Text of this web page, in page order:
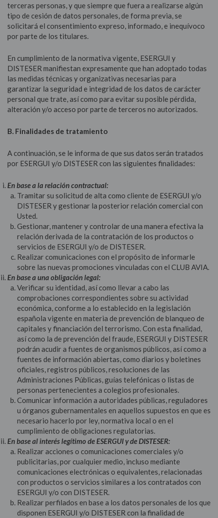
terceras personas, y que siempre que fuera a realizarse algún
tipo de cesión de datos personales, de forma previa, se
solicitará el consentimiento expreso, informado, e inequívoco
por parte de los titulares.
En cumplimiento de la normativa vigente, ESERGUI y
DISTESER manifiestan expresamente que han adoptado todas
las medidas técnicas y organizativas necesarias para
garantizar la seguridad e integridad de los datos de carácter
personal que trate, así como para evitar su posible pérdida,
alteración y/o acceso por parte de terceros no autorizados.
B. Finalidades de tratamiento
A continuación, se le informa de que sus datos serán tratados
por ESERGUI y/o DISTESER con las siguientes finalidades:
En base a la relación contractual:
Tramitar su solicitud de alta como cliente de ESERGUI y/o
DISTESER y gestionar la posterior relación comercial con
Usted.
Gestionar, mantener y controlar de una manera efectiva la
relación derivada de la contratación de los productos o
servicios de ESERGUI y/o de DISTESER.
Realizar comunicaciones con el propósito de informarle
sobre las nuevas promociones vinculadas con el CLUB AVIA.
En base a una obligación legal:
Verificar su identidad, así como llevar a cabo las
comprobaciones correspondientes sobre su actividad
económica, conforme a lo establecido en la legislación
española vigente en materia de prevención de blanqueo de
capitales y financiación del terrorismo. Con esta finalidad,
así como la de prevención del fraude, ESERGUI y DISTESER
podrán acudir a fuentes de organismos públicos, así como a
fuentes de información abiertas, como diarios y boletines
oficiales, registros públicos, resoluciones de las
Administraciones Públicas, guías telefónicas o listas de
personas pertenecientes a colegios profesionales.
Comunicar información a autoridades públicas, reguladores
u órganos gubernamentales en aquellos supuestos en que es
necesario hacerlo por ley, normativa local o en el
cumplimiento de obligaciones regulatorias.
En base al interés legítimo de ESERGUIy de DISTESER:
Realizar acciones o comunicaciones comerciales y/o
publicitarias, por cualquier medio, incluso mediante
comunicaciones electrónicas o equivalentes, relacionadas
con productos o servicios similares a los contratados con
ESERGUI y/o con DISTESER.
Realizar perfilados en base a los datos personales de los que
disponen ESERGUI y/o DISTESER con la finalidad de